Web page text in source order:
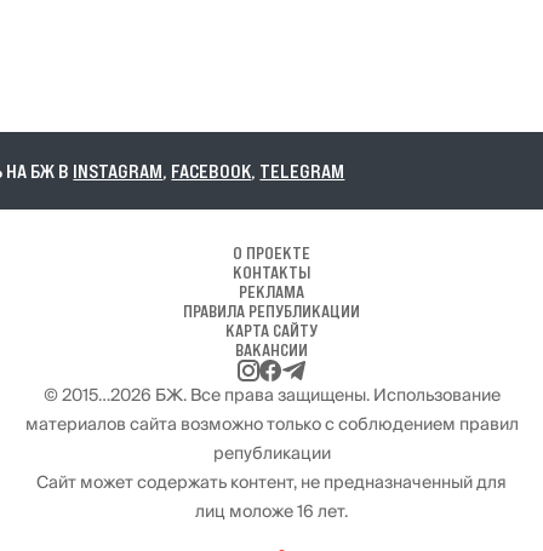
БЖ ВINSTAGRAM,FACEBOOK,TELEGRAM
О ПРОЕКТЕ
КОНТАКТЫ
РЕКЛАМА
ПРАВИЛА РЕПУБЛИКАЦИИ
КАРТА САЙТУ
ВАКАНСИИ
© 2015…2026 БЖ. Все права защищены. Использование
материалов сайта возможно только с соблюдением правил
републикации
Сайт может содержать контент, не предназначенный для
лиц моложе 16 лет.